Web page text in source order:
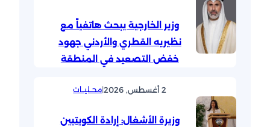
وزير الخارجية يبحث هاتفياً مع
نظيريه القطري والأردني جهود
خفض التصعيد في المنطقة
2 أغسطس, 2026 |محــليــات
وزيرة الأشغال: إرادة الكويتيين